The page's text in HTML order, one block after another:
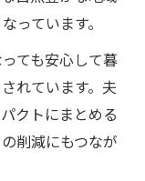
パクトな平屋
常識
な平屋の選び
屋の最新ト
っています。
ても安心して暮
れています。夫
クトにまとめる
削減にもつなが